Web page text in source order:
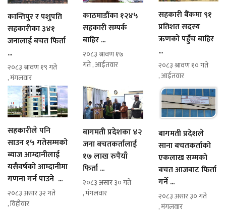
कान्तिपुर र पशुपति
सहकारीका ३४१
जनालाई बचत फिर्ता
...
२०८३ श्रावण १९ गते
, मंगलवार
काठमाडौंका १२४५
सहकारी सम्पर्क
बाहिर ...
२०८३ श्रावण १७
गते , आईतवार
सहकारी बैंकमा ९१
प्रतिशत सदस्य
ऋणको पहुँच बाहिर
...
२०८३ श्रावण १० गते
, आईतवार
सहकारीले पनि
साउन १५ गतेसम्मको
ब्याज आम्दानीलाई
यसैवर्षको आम्दानीमा
गणना गर्न पाउने ...
२०८३ असार ३२ गते
, विहीवार
बागमती प्रदेशका ४२
जना बचतकर्तालाई
१७ लाख रुपैयाँ
फिर्ता ...
२०८३ असार ३० गते
, मंगलवार
बागमती प्रदेशले
साना बचतकर्ताको
एकलाख सम्मको
बचत आजबाट फिर्ता
गर्ने ...
२०८३ असार ३० गते
, मंगलवार